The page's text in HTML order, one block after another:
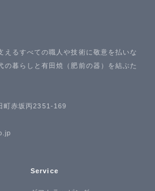
えるすべての職人や技術に敬意を払いな
の暮らしと有田焼（肥前の器）を結ぶた
町赤坂丙2351-169
Service